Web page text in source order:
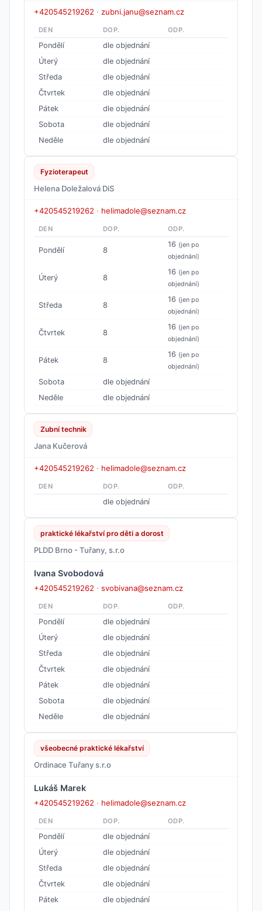
+420545219262 · zubni.janu@seznam.cz
DEN DOP. ODP.
Pondělí
dle objednání
Úterý
dle objednání
Středa
dle objednání
Čtvrtek
dle objednání
Pátek
dle objednání
Sobota
dle objednání
Neděle
dle objednání
Fyzioterapeut
Helena Doležalová DiS
+420545219262 · helimadole@seznam.cz
DEN DOP. ODP.
Pondělí 8
16 (jen po
objednání)
Úterý 8
16 (jen po
objednání)
Středa 8
16 (jen po
objednání)
Čtvrtek 8
16 (jen po
objednání)
Pátek 8
16 (jen po
objednání)
Sobota
dle objednání
Neděle
dle objednání
Zubní technik
Jana Kučerová
+420545219262 · helimadole@seznam.cz
DEN DOP. ODP.
dle objednání
praktické lékařství pro děti a dorost
PLDD Brno - Tuřany, s.r.o
Ivana Svobodová
+420545219262 · svobivana@seznam.cz
DEN DOP. ODP.
Pondělí
dle objednání
Úterý
dle objednání
Středa
dle objednání
Čtvrtek
dle objednání
Pátek
dle objednání
Sobota
dle objednání
Neděle
dle objednání
všeobecné praktické lékařství
Ordinace Tuřany s.r.o
Lukáš Marek
+420545219262 · helimadole@seznam.cz
DEN DOP. ODP.
Pondělí
dle objednání
Úterý
dle objednání
Středa
dle objednání
Čtvrtek
dle objednání
Pátek
dle objednání